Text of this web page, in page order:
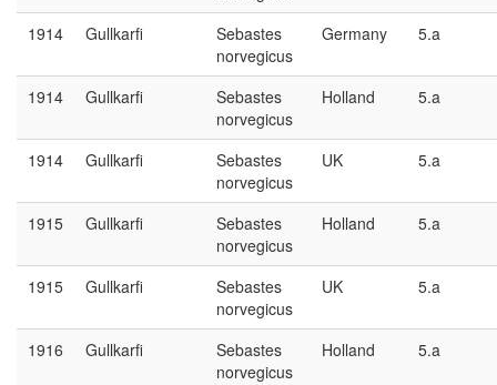
1914 Gullkarfi
Sebastes
norvegicus
Germany 5.a
1914 Gullkarfi
Sebastes
norvegicus
Holland 5.a
1914 Gullkarfi
Sebastes
norvegicus
UK 5.a
1915 Gullkarfi
Sebastes
norvegicus
Holland 5.a
1915 Gullkarfi
Sebastes
norvegicus
UK 5.a
1916 Gullkarfi
Sebastes
norvegicus
Holland 5.a